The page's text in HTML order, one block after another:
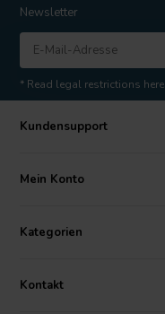
Newsletter
* Read legal restrictions here
Kundensupport
Mein Konto
Kategorien
Kontakt